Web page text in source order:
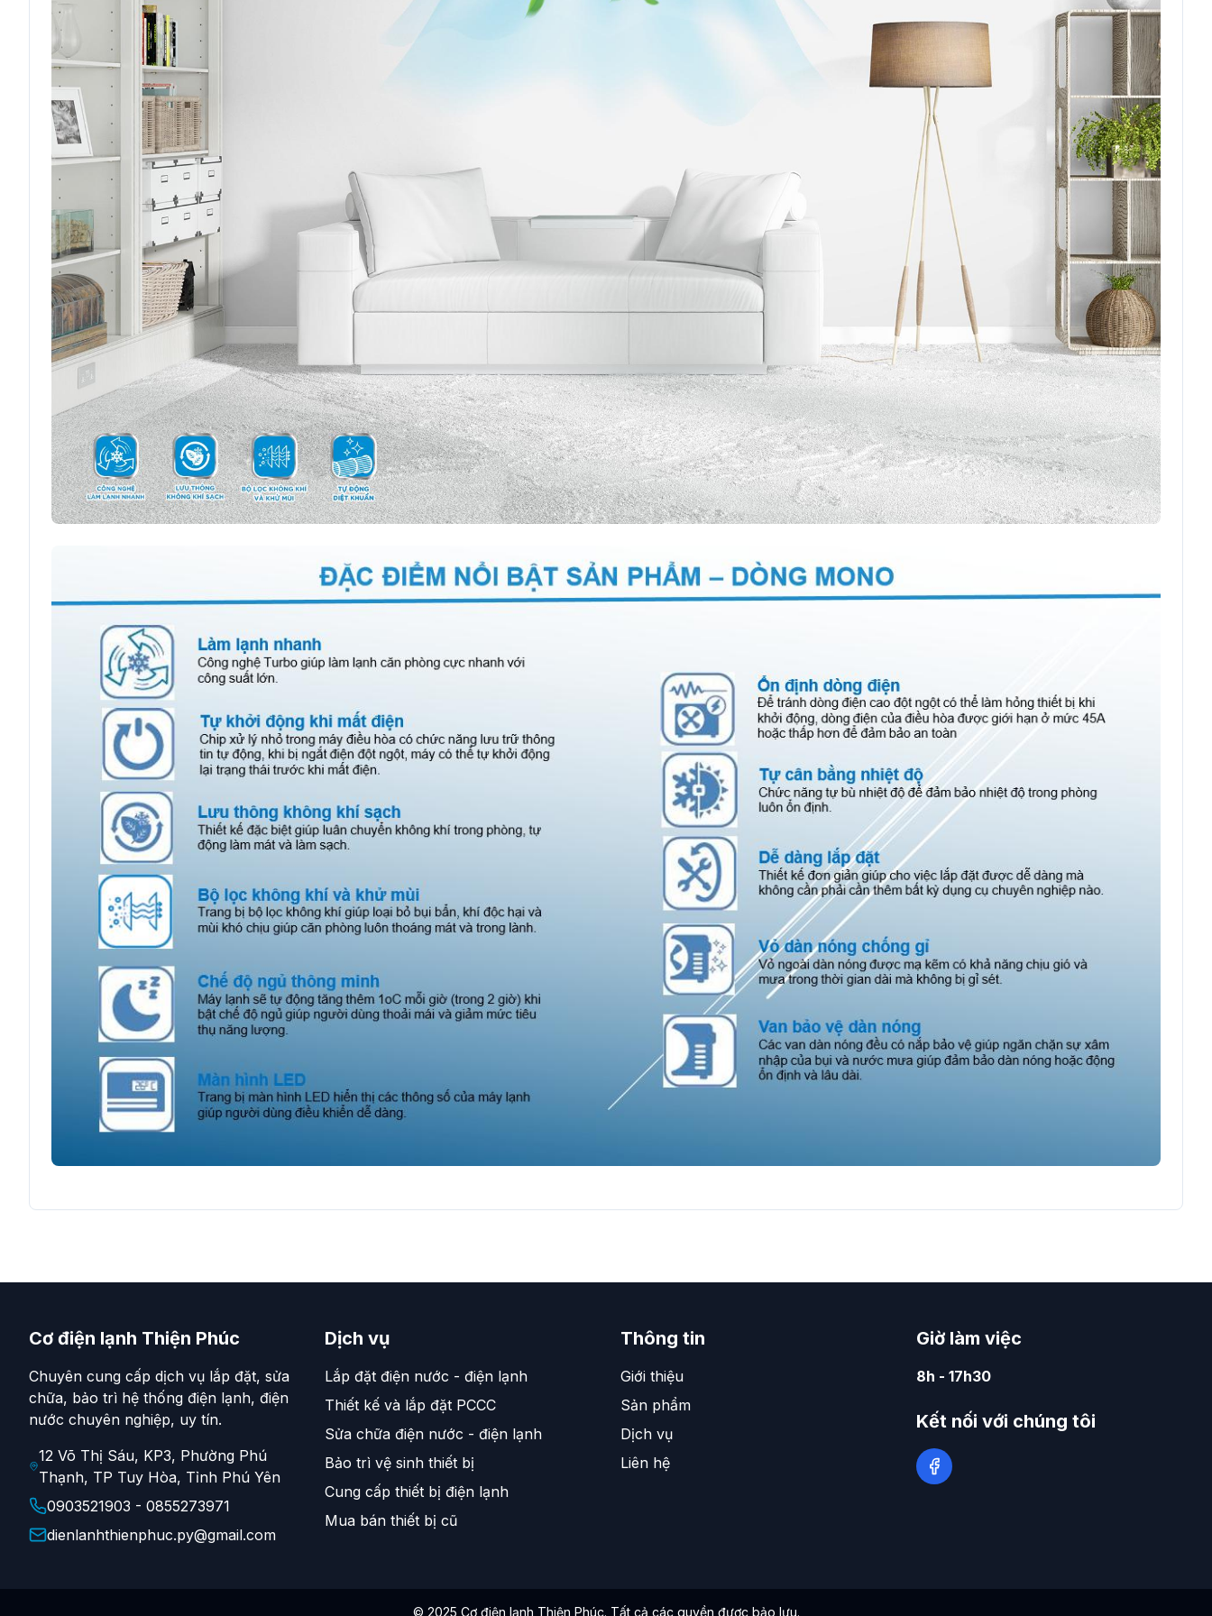
Cơ điện lạnh Thiện Phúc
Chuyên cung cấp dịch vụ lắp đặt, sửa
chữa, bảo trì hệ thống điện lạnh, điện
nước chuyên nghiệp, uy tín.
12 Võ Thị Sáu, KP3, Phường Phú
Thạnh, TP Tuy Hòa, Tỉnh Phú Yên
0903521903 - 0855273971
dienlanhthienphuc.py@gmail.com
Dịch vụ
Lắp đặt điện nước - điện lạnh
Thiết kế và lắp đặt PCCC
Sửa chữa điện nước - điện lạnh
Bảo trì vệ sinh thiết bị
Cung cấp thiết bị điện lạnh
Mua bán thiết bị cũ
Thông tin
Giới thiệu
Sản phẩm
Dịch vụ
Liên hệ
Giờ làm việc
8h - 17h30
Kết nối với chúng tôi
© 2025 Cơ điện lạnh Thiện Phúc. Tất cả các quyền được bảo lưu.